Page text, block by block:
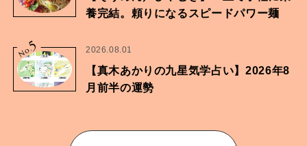
養完結。頼りになるスピードパワー麺
No.5 2026.08.01
【真木あかりの九星気学占い】2026年8
月前半の運勢